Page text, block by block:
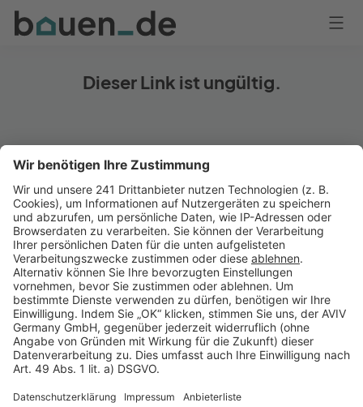
Bauen
Logo
Dieser Link ist ungültig.